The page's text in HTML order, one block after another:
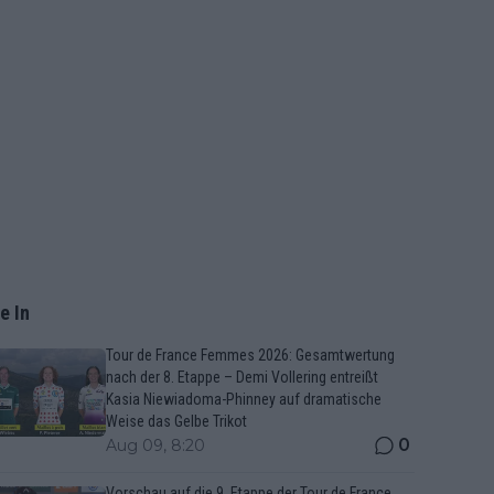
In
Tour de France Femmes 2026: Gesamtwertung
nach der 8. Etappe – Demi Vollering entreißt
Kasia Niewiadoma-Phinney auf dramatische
Weise das Gelbe Trikot
Aug 09, 8:20 0